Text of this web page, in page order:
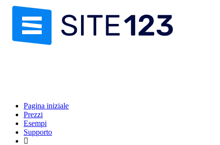
Pagina iniziale
Prezzi
Esempi
Supporto